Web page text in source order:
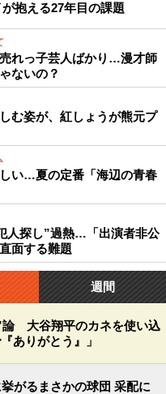
抱える27年目の課題
れっ子芸人ばかり…漫才師
ないの？
む姿が、紅しょうが熊元プ
い…夏の定番「海辺の青春
人探し”過熱…「出演者非公
面する難題
週間
論 大谷翔平のカネを使い込
ありがとう』」
がるまさかの球団 采配に